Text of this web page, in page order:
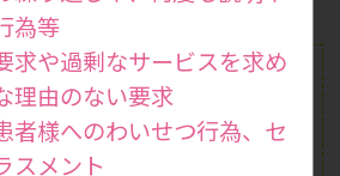
為等
求や過剰なサービスを求め
理由のない要求
者様へのわいせつ行為、セ
スメント